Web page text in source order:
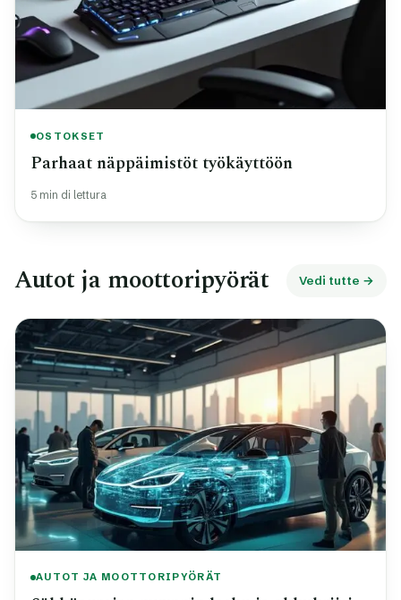
OSTOKSET
Parhaat näppäimistöt työkäyttöön
5 min di lettura
Autot ja moottoripyörät Vedi tutte →
AUTOT JA MOOTTORIPYÖRÄT